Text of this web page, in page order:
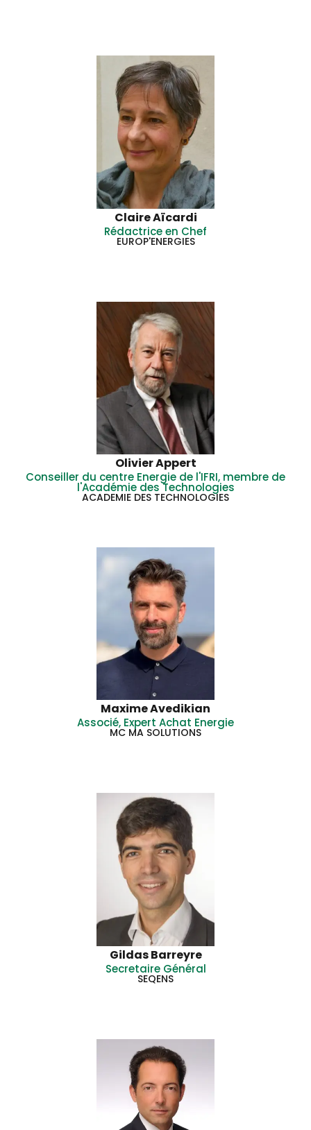
Claire Aïcardi
Rédactrice en Chef
EUROP'ENERGIES
Olivier Appert
Conseiller du centre Energie de l'IFRI, membre de
l'Académie des Technologies
ACADEMIE DES TECHNOLOGIES
Maxime Avedikian
Associé, Expert Achat Energie
MC MA SOLUTIONS
Gildas Barreyre
Secretaire Général
SEQENS